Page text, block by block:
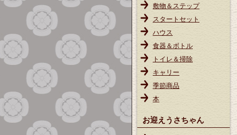
敷物＆ステップ
スタートセット
ハウス
食器＆ボトル
トイレ＆掃除
キャリー
季節商品
本
お迎えうさちゃん